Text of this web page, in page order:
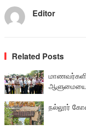
Editor
Related Posts
நல்லூர்